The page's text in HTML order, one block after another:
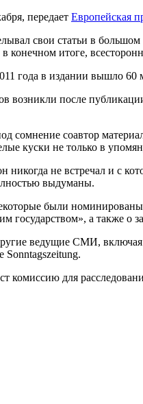
передает Европейская
свои статьи в
конечном итоге,
года в издании вышло
возникли после
сомнение соавтор
куски не только в
никогда не встречал и с
выдуманы.
были
государством», а также о
ведущие СМИ,
Sonntagszeitung.
комиссию для